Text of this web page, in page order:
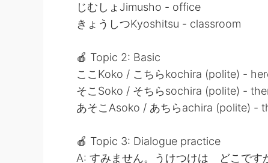
じむしょJimusho - office
きょうしつKyoshitsu - classroom
🍎 Topic 2: Basic
ここKoko / こちらkochira (polite) -
そこSoko / そちらsochira (polite) -
あそこAsoko / あちらachira (polite) -
🍎 Topic 3: Dialogue practice
A: すみません。うけつけは どこです